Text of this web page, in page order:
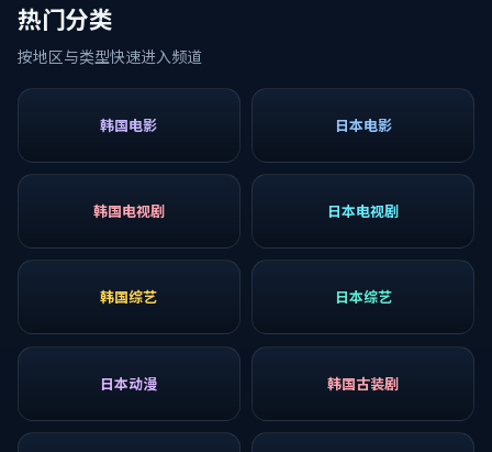
热门分类
按地区与类型快速进入频道
韩国电影 日本电影
韩国电视剧 日本电视剧
韩国综艺 日本综艺
日本动漫 韩国古装剧